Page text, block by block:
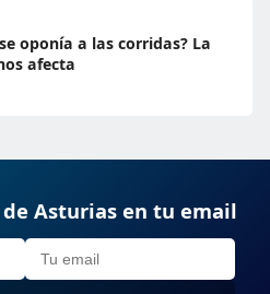
oponía a las corridas? La
afecta
Asturias en tu email